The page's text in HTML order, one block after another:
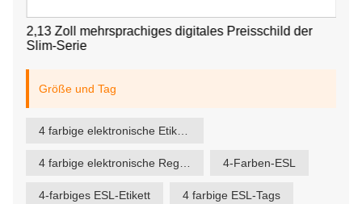
2,13 Zoll mehrsprachiges digitales Preisschild der
Slim-Serie
Größe und Tag
4-Farben-ESL
4-farbiges ESL-Etikett 4 farbige ESL-Tags